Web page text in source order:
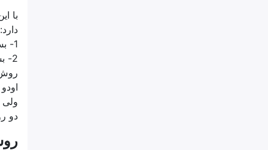
با
دارد:
1- بسته ها مستقیما در هسته پایتون نصب و جایگزین شوند.
2- بسته ها در یک محیط مجازی پایتون نصب و اجرا شوند.
روش
دو
روش 1: نصب